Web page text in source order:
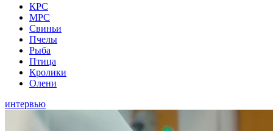
КРС
МРС
Свиньи
Пчелы
Рыба
Птица
Кролики
Олени
интервью